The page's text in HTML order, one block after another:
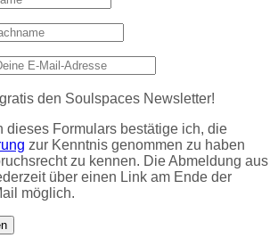
den Soulspaces Newsletter!
dieses Formulars bestätige ich, die
zur Kenntnis genommen zu haben
zu kennen. Die Abmeldung aus
über einen Link am Ende der
möglich.